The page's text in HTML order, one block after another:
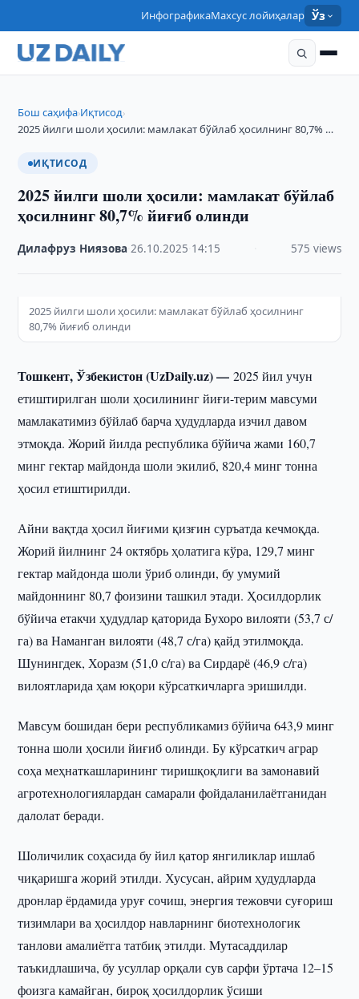
ИнфографикаМахсус лойиҳалар Ўз
Бош саҳифа›Иқтисод›
2025 йилги шоли ҳосили: мамлакат бўйлаб ҳосилнинг 80,7% …
ИҚТИСОД
2025 йилги шоли ҳосили: мамлакат бўйлаб
ҳосилнинг 80,7% йиғиб олинди
Дилафруз Ниязова ·26.10.2025 14:15 575 views
2025 йилги шоли ҳосили: мамлакат бўйлаб ҳосилнинг
80,7% йиғиб олинди
Тошкент, Ўзбекистон (UzDaily.uz) —2025 йил учун
етиштирилган шоли ҳосилининг йиғи-терим мавсуми
мамлакатимиз бўйлаб барча ҳудудларда изчил давом
этмоқда. Жорий йилда республика бўйича жами 160,7
минг гектар майдонда шоли экилиб, 820,4 минг тонна
ҳосил етиштирилди.
Айни вақтда ҳосил йиғими қизғин суръатда кечмоқда.
Жорий йилнинг 24 октябрь ҳолатига кўра, 129,7 минг
гектар майдонда шоли ўриб олинди, бу умумий
майдоннинг 80,7 фоизини ташкил этади. Ҳосилдорлик
бўйича етакчи ҳудудлар қаторида Бухоро вилояти (53,7 с/
га) ва Наманган вилояти (48,7 с/га) қайд этилмоқда.
Шунингдек, Хоразм (51,0 с/га) ва Сирдарё (46,9 с/га)
вилоятларида ҳам юқори кўрсаткичларга эришилди.
Мавсум бошидан бери республикамиз бўйича 643,9 минг
тонна шоли ҳосили йиғиб олинди. Бу кўрсаткич аграр
соҳа меҳнаткашларининг тиришқоқлиги ва замонавий
агротехнологиялардан самарали фойдаланилаётганидан
далолат беради.
Шоличилик соҳасида бу йил қатор янгиликлар ишлаб
чиқаришга жорий этилди. Хусусан, айрим ҳудудларда
дронлар ёрдамида уруғ сочиш, энергия тежовчи суғориш
тизимлари ва ҳосилдор навларнинг биотехнологик
танлови амалиётга татбиқ этилди. Мутасаддилар
таъкидлашича, бу усуллар орқали сув сарфи ўртача 12–15
фоизга камайган, бироқ ҳосилдорлик ўсиши